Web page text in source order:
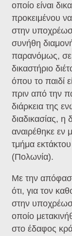
οποίο είναι
προκειμένου
στην
συνήθη
παρανόμως, σε
δικαστήριο
όπου το παιδί
πριν από την
διάρκεια της
διαδικασίας, η
αναιρέθηκε εν
τμήμα
(Πολωνία).
Με την
ότι, για τον
στην
οποίο
στο έδαφος